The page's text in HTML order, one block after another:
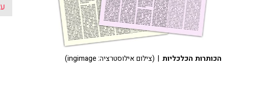
הכותרות הכלכליות | (צילום אילוסטרציה: ingimage)